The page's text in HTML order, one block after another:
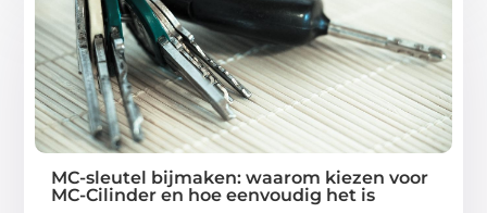
MC-sleutel bijmaken: waarom kiezen voor
MC-Cilinder en hoe eenvoudig het is